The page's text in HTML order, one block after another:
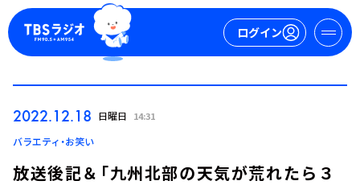
ログイン
ログイン
2022.12.18 日曜日 14:31
バラエティ・お笑い
放送後記＆「九州北部の天気が荒れたら３